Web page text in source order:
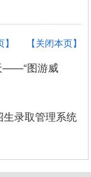
【关闭本页】
——“图游威
录取管理系统